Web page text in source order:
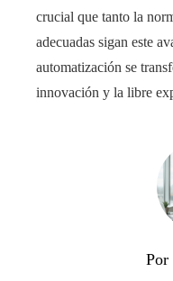
crucial que tanto la
adecuadas sigan este
automatización se
innovación y la libre
Por